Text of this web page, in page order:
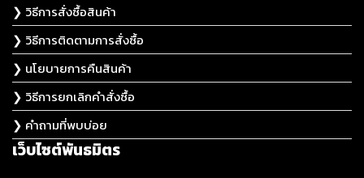
❯ วิธีการสั่งซื้อสินค้า
❯ วิธีการติดตามการสั่งซื้อ
❯ นโยบายการคืนสินค้า
❯ วิธีการยกเลิกคำสั่งซื้อ
❯ คำถามที่พบบ่อย
เว็บไซต์พันธมิตร